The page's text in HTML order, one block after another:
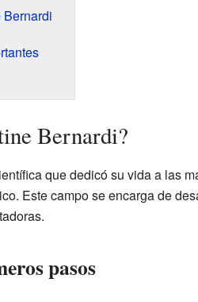
Bernardi?
que dedicó su vida a las
Este campo se encarga de
pasos